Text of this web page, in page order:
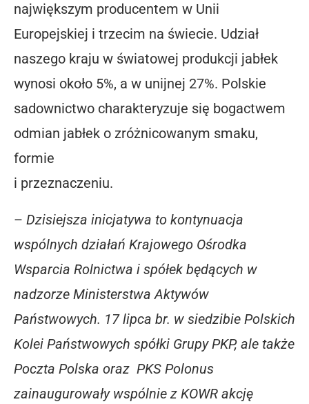
największym producentem w Unii
Europejskiej i trzecim na świecie. Udział
naszego kraju w światowej produkcji jabłek
wynosi około 5%, a w unijnej 27%. Polskie
sadownictwo charakteryzuje się bogactwem
odmian jabłek o zróżnicowanym smaku,
formie
i przeznaczeniu.
– Dzisiejsza inicjatywa to kontynuacja
wspólnych działań Krajowego Ośrodka
Wsparcia Rolnictwa i spółek będących w
nadzorze Ministerstwa Aktywów
Państwowych. 17 lipca br. w siedzibie Polskich
Kolei Państwowych spółki Grupy PKP, ale także
Poczta Polska oraz PKS Polonus
zainaugurowały wspólnie z KOWR akcję